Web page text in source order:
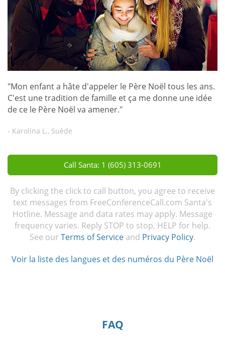
"Mon enfant a hâte d'appeler le Père Noël tous les ans.
C'est une tradition de famille et ça me donne une idée
de ce le Père Noël va amener."
- Karolina L., Suède
Call Santa: 1 (605) 313-0691
By clicking the click to call button, you agree to receive
text messages from FreeConferenceCall.com Santa's
Hotline. Message and data rates may apply. Message
frequency varies. Reply STOP to stop, HELP for help.
See our Terms of Service and Privacy Policy.
Voir la liste des langues et des numéros du Père Noël
FAQ